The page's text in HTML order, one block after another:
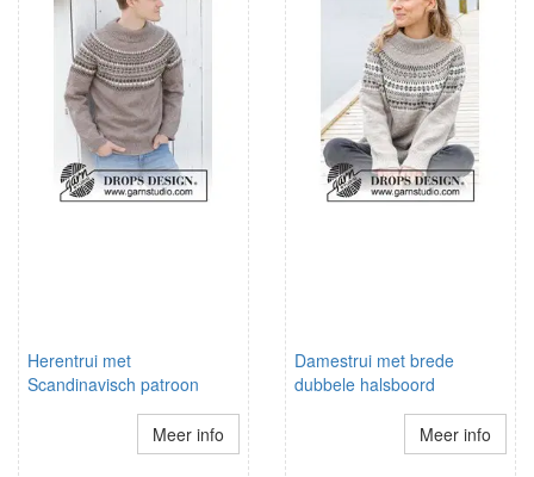
Herentrui met
Scandinavisch patroon
Meer info
Damestrui met brede
dubbele halsboord
Meer info